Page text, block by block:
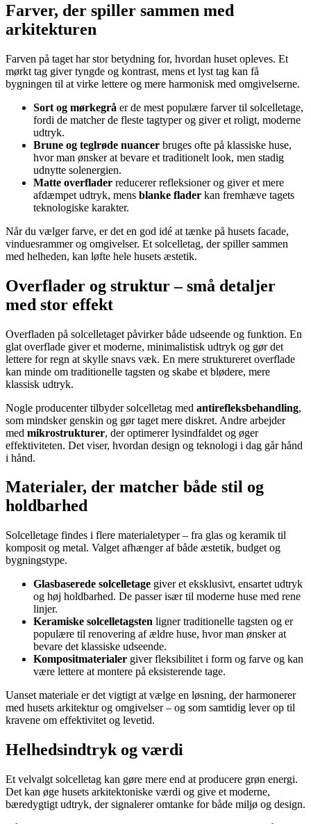
Farver, der spiller sammen med
arkitekturen
Farven på taget har stor betydning for, hvordan huset opleves. Et
mørkt tag giver tyngde og kontrast, mens et lyst tag kan få
bygningen til at virke lettere og mere harmonisk med omgivelserne.
Sort og mørkegrå er de mest populære farver til solcelletage,
fordi de matcher de fleste tagtyper og giver et roligt, moderne
udtryk.
Brune og teglrøde nuancer bruges ofte på klassiske huse,
hvor man ønsker at bevare et traditionelt look, men stadig
udnytte solenergien.
Matte overflader reducerer refleksioner og giver et mere
afdæmpet udtryk, mens blanke flader kan fremhæve tagets
teknologiske karakter.
Når du vælger farve, er det en god idé at tænke på husets facade,
vinduesrammer og omgivelser. Et solcelletag, der spiller sammen
med helheden, kan løfte hele husets æstetik.
Overflader og struktur – små detaljer
med stor effekt
Overfladen på solcelletaget påvirker både udseende og funktion. En
glat overflade giver et moderne, minimalistisk udtryk og gør det
lettere for regn at skylle snavs væk. En mere struktureret overflade
kan minde om traditionelle tagsten og skabe et blødere, mere
klassisk udtryk.
Nogle producenter tilbyder solcelletag med antirefleksbehandling,
som mindsker genskin og gør taget mere diskret. Andre arbejder
med mikrostrukturer, der optimerer lysindfaldet og øger
effektiviteten. Det viser, hvordan design og teknologi i dag går hånd
i hånd.
Materialer, der matcher både stil og
holdbarhed
Solcelletage findes i flere materialetyper – fra glas og keramik til
komposit og metal. Valget afhænger af både æstetik, budget og
bygningstype.
Glasbaserede solcelletage giver et eksklusivt, ensartet udtryk
og høj holdbarhed. De passer især til moderne huse med rene
linjer.
Keramiske solcelletagsten ligner traditionelle tagsten og er
populære til renovering af ældre huse, hvor man ønsker at
bevare det klassiske udseende.
Kompositmaterialer giver fleksibilitet i form og farve og kan
være lettere at montere på eksisterende tage.
Uanset materiale er det vigtigt at vælge en løsning, der harmonerer
med husets arkitektur og omgivelser – og som samtidig lever op til
kravene om effektivitet og levetid.
Helhedsindtryk og værdi
Et velvalgt solcelletag kan gøre mere end at producere grøn energi.
Det kan øge husets arkitektoniske værdi og give et moderne,
bæredygtigt udtryk, der signalerer omtanke for både miljø og design.